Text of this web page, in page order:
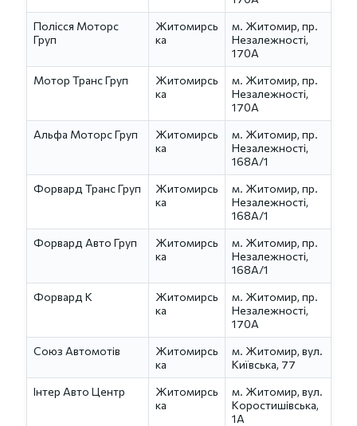
Полісся Моторс
Груп
Житомирсь
ка
м. Житомир, пр.
Незалежності,
170А
Мотор Транс Груп
Житомирсь
ка
м. Житомир, пр.
Незалежності,
170А
Альфа Моторс Груп
Житомирсь
ка
м. Житомир, пр.
Незалежності,
168А/1
Форвард Транс Груп
Житомирсь
ка
м. Житомир, пр.
Незалежності,
168А/1
Форвард Авто Груп
Житомирсь
ка
м. Житомир, пр.
Незалежності,
168А/1
Форвард К
Житомирсь
ка
м. Житомир, пр.
Незалежності,
170А
Союз Автомотів
Житомирсь
ка
м. Житомир, вул.
Київська, 77
Інтер Авто Центр
Житомирсь
ка
м. Житомир, вул.
Коростишівська,
1А